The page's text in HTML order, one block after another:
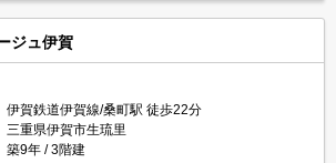
ジュ伊賀
伊賀鉄道伊賀線/桑町駅 徒歩22分
三重県伊賀市生琉里
築9年
3階建